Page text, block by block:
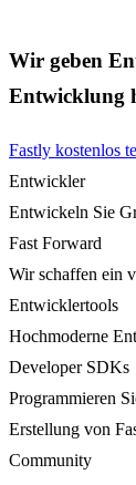
Wir geben
Entwicklung
Fastly kostenlos
Entwickler
Entwickeln Sie
Fast Forward
Wir schaffen ein
Entwicklertools
Hochmoderne
Developer SDKs
Programmieren
Erstellung von
Community